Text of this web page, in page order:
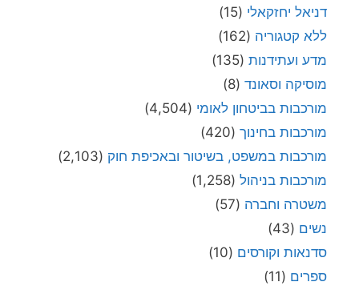
דניאל יחזקאלי (15)
ללא קטגוריה (162)
מדע ועתידנות (135)
מוסיקה וסאונד (8)
מורכבות בביטחון לאומי (4,504)
מורכבות בחינוך (420)
מורכבות במשפט, בשיטור ובאכיפת חוק (2,103)
מורכבות בניהול (1,258)
משטרה וחברה (57)
נשים (43)
סדנאות וקורסים (10)
ספרים (11)